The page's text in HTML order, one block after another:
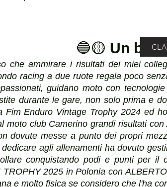
🔵🟡 Un
che ammirare i risultati dei miei
racing a due ruote regala poco
guidano moto con
durante le gare, non solo prima e
Fim Enduro Vintage Trophy 2024 ed
moto club Camerino grandi risultati
dovute messe a punto dei propri
agli allenamenti ha dovuto
conquistando podi e punti per il
TROPHY 2025 in Polonia con
e molto fisica se considero che l'ha